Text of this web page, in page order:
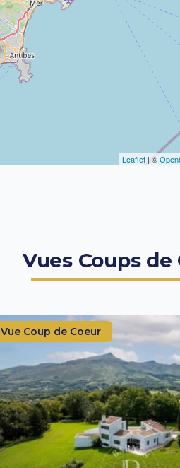
Leaflet| ©
Vues Coups de
Vue Coup de Coeur